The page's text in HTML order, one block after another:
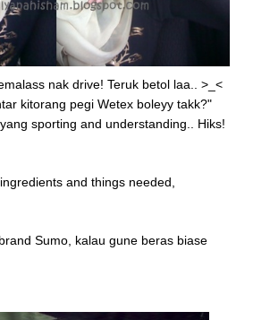
nak drive! Teruk betol laa.. >_<
kitorang pegi Wetex boleyy takk?"
sporting and understanding.. Hiks!
and things needed,
Sumo, kalau gune beras biase